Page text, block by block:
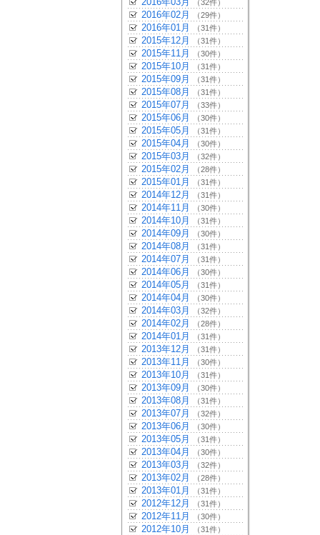
（32件）
2016年02月 （29件）
2016年01月 （31件）
2015年12月 （31件）
2015年11月 （30件）
2015年10月 （31件）
2015年09月 （31件）
2015年08月 （31件）
2015年07月 （33件）
2015年06月 （30件）
2015年05月 （31件）
2015年04月 （30件）
2015年03月 （32件）
2015年02月 （28件）
2015年01月 （31件）
2014年12月 （31件）
2014年11月 （30件）
2014年10月 （31件）
2014年09月 （30件）
2014年08月 （31件）
2014年07月 （31件）
2014年06月 （30件）
2014年05月 （31件）
2014年04月 （30件）
2014年03月 （32件）
2014年02月 （28件）
2014年01月 （31件）
2013年12月 （31件）
2013年11月 （30件）
2013年10月 （31件）
2013年09月 （30件）
2013年08月 （31件）
2013年07月 （32件）
2013年06月 （30件）
2013年05月 （31件）
2013年04月 （30件）
2013年03月 （32件）
2013年02月 （28件）
2013年01月 （31件）
2012年12月 （31件）
2012年11月 （30件）
2012年10月 （31件）